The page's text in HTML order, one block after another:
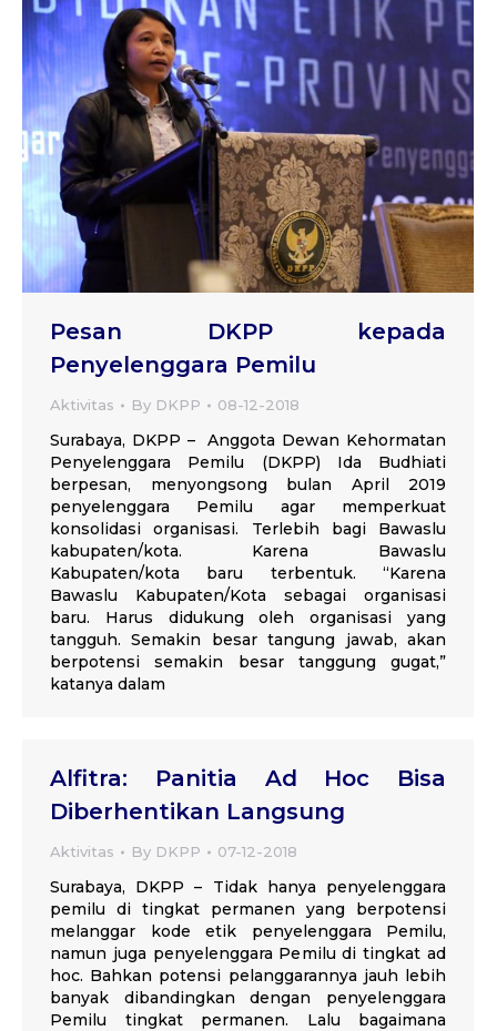
Pesan DKPP kepada
Penyelenggara Pemilu
Aktivitas By DKPP 08-12-2018
Surabaya, DKPP – Anggota Dewan Kehormatan
Penyelenggara Pemilu (DKPP) Ida Budhiati
berpesan, menyongsong bulan April 2019
penyelenggara Pemilu agar memperkuat
konsolidasi organisasi. Terlebih bagi Bawaslu
kabupaten/kota. Karena Bawaslu
Kabupaten/kota baru terbentuk. “Karena
Bawaslu Kabupaten/Kota sebagai organisasi
baru. Harus didukung oleh organisasi yang
tangguh. Semakin besar tangung jawab, akan
berpotensi semakin besar tanggung gugat,”
katanya dalam
Alfitra: Panitia Ad Hoc Bisa
Diberhentikan Langsung
Aktivitas By DKPP 07-12-2018
Surabaya, DKPP – Tidak hanya penyelenggara
pemilu di tingkat permanen yang berpotensi
melanggar kode etik penyelenggara Pemilu,
namun juga penyelenggara Pemilu di tingkat ad
hoc. Bahkan potensi pelanggarannya jauh lebih
banyak dibandingkan dengan penyelenggara
Pemilu tingkat permanen. Lalu bagaimana